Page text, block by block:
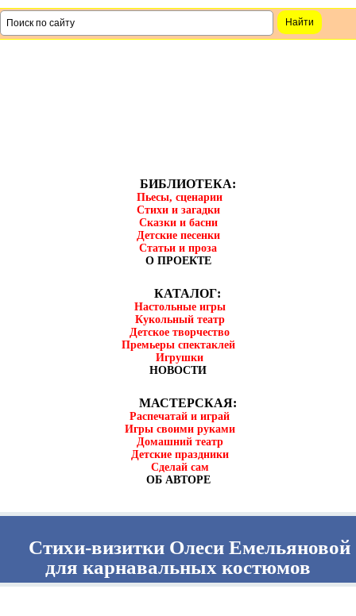
БИБЛИОТЕКА:
Пьесы, сценарии
Стихи и загадки
Сказки и басни
Детские песенки
Статьи и проза
О ПРОЕКТЕ
КАТАЛОГ:
Настольные игры
Кукольный театр
Детское творчество
Премьеры спектаклей
Игрушки
НОВОСТИ
МАСТЕРСКАЯ:
Распечатай и играй
Игры своими руками
Домашний театр
Детские праздники
Сделай сам
ОБ АВТОРЕ
Стихи-визитки Олеси Емельяновой
для карнавальных костюмов